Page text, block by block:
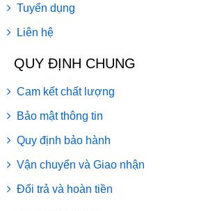
Tuyển dụng
Liên hệ
QUY ĐỊNH CHUNG
Cam kết chất lượng
Bảo mật thông tin
Quy định bảo hành
Vận chuyển và Giao nhận
Đổi trả và hoàn tiền